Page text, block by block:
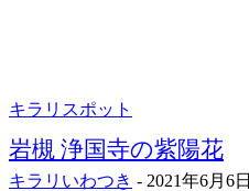
キラリスポット
岩槻 浄国寺の紫陽花
キラリいわつき - 2021年6月6日